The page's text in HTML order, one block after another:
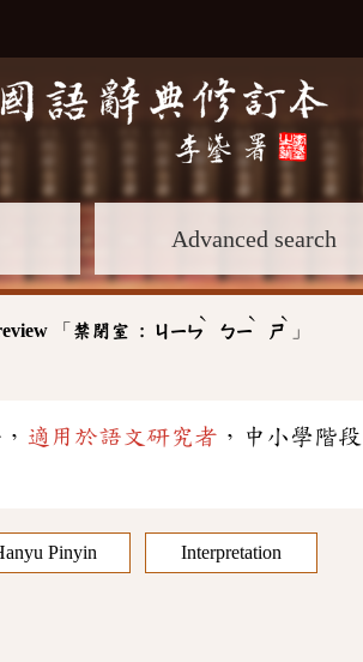
Advanced search
「 禁閉室 : ㄐㄧㄣ
ˋ
ㄅㄧ
ˋ
ㄕ
ˋ
」
適用於語文研究者 ，中小學階
Pinyin Interpretation